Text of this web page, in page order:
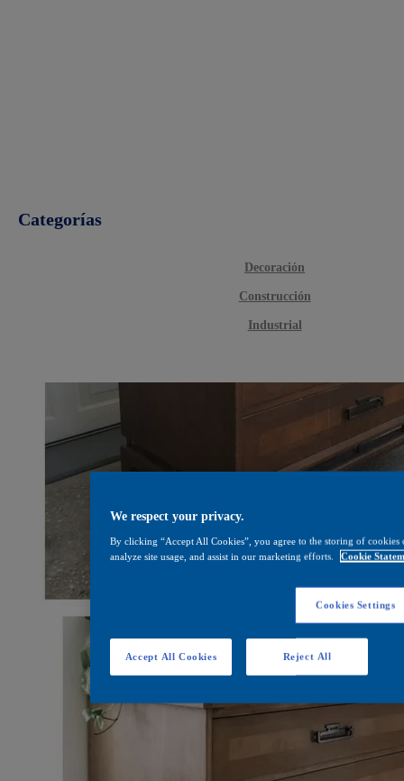
Categorías
Decoración
Construcción
Industrial
We respect your privacy.
By clicking “Accept All Cookies”, you agree to the storing of
analyze site usage, and assist in our marketing efforts.
Cookie
Cookies Settings
Reject All
Accept All Cookies